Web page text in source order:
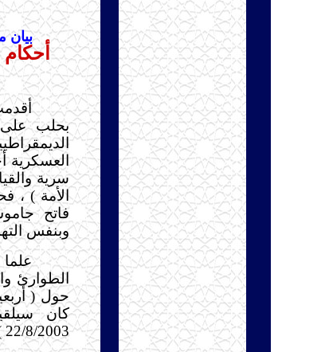
بيان
بحلب
العسكرية
سرية
الأمة ) ،
فاتح
وبنفس
الطوارئ
حول (
كان
22/8/2003 )